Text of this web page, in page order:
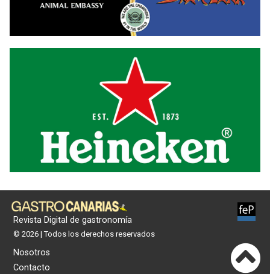
Revista Digital de gastronomía
© 2026 | Todos los derechos reservados
Nosotros
Contacto